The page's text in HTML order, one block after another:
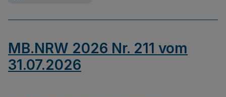
MB.NRW 2026 Nr. 211 vom
31.07.2026